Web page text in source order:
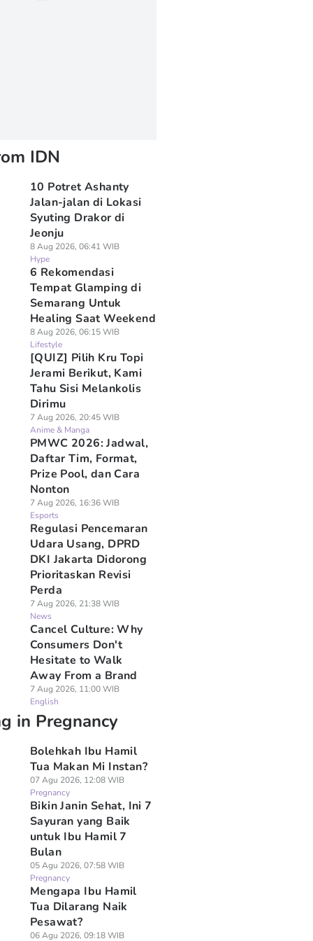
IDN
10 Potret Ashanty
Jalan-jalan di Lokasi
Syuting Drakor di
Jeonju
8 Aug 2026, 06:41 WIB
Hype
6 Rekomendasi
Tempat Glamping di
Semarang Untuk
Healing Saat Weekend
8 Aug 2026, 06:15 WIB
Lifestyle
[QUIZ] Pilih Kru Topi
Jerami Berikut, Kami
Tahu Sisi Melankolis
Dirimu
7 Aug 2026, 20:45 WIB
Anime & Manga
PMWC 2026: Jadwal,
Daftar Tim, Format,
Prize Pool, dan Cara
Nonton
7 Aug 2026, 16:36 WIB
Esports
Regulasi Pencemaran
Udara Usang, DPRD
DKI Jakarta Didorong
Prioritaskan Revisi
Perda
7 Aug 2026, 21:38 WIB
News
Cancel Culture: Why
Consumers Don't
Hesitate to Walk
Away From a Brand
7 Aug 2026, 11:00 WIB
English
in Pregnancy
Bolehkah Ibu Hamil
Tua Makan Mi Instan?
07 Agu 2026, 12:08 WIB
Pregnancy
Bikin Janin Sehat, Ini 7
Sayuran yang Baik
untuk Ibu Hamil 7
Bulan
05 Agu 2026, 07:58 WIB
Pregnancy
Mengapa Ibu Hamil
Tua Dilarang Naik
Pesawat?
06 Agu 2026, 09:18 WIB